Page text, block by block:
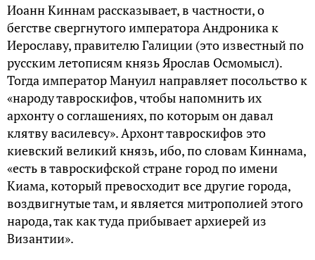
Иоанн Киннам рассказывает, в частности, о
бегстве свергнутого императора Андроника к
Иерославу, правителю Галиции (это известный по
русским летописям князь Ярослав Осмомысл).
Тогда император Мануил направляет посольство к
«народу тавроскифов, чтобы напомнить их
архонту о соглашениях, по которым он давал
клятву василевсу». Архонт тавроскифов это
киевский великий князь, ибо, по словам Киннама,
«есть в тавроскифской стране город по имени
Киама, который превосходит все другие города,
воздвигнутые там, и является митрополией этого
народа, так как туда прибывает архиерей из
Византии».